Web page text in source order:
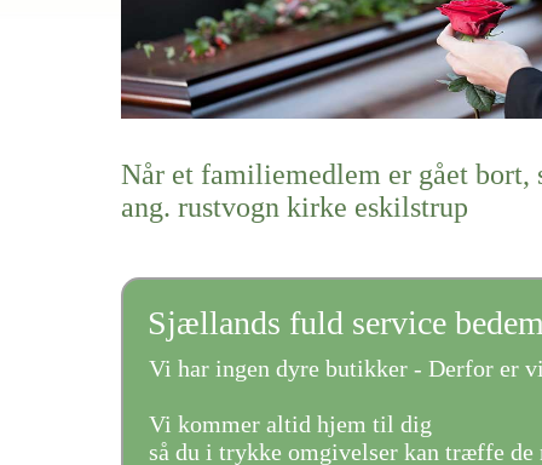
Her hos os får du altid en god afslutning når det gælder
Rustvogn Kirke Eskilstrup
vi hjælper i alle faser af begravelsel
Når et familiemedlem er gået bort,
ang. rustvogn kirke eskilstrup
Sjællands fuld service
Vi har ingen dyre butikker - Derfor er
Vi kommer altid hjem til dig
så du i trykke omgivelser kan træffe de